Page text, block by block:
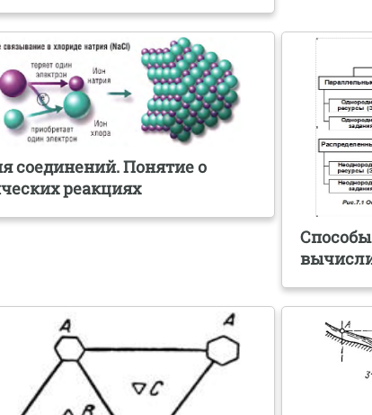
соединений. Понятие о
реакциях